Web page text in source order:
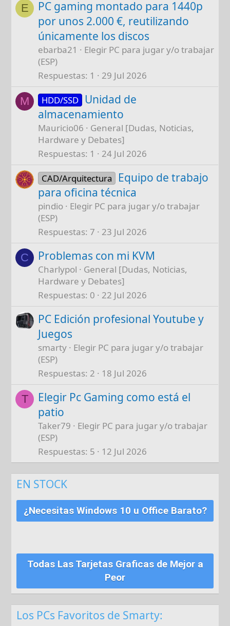
E
PC gaming montado para 1440p
por unos 2.000 €, reutilizando
únicamente los discos
ebarba21
Elegir PC para jugar y/o trabajar
(ESP)
Respuestas 1 29 Jul 2026
M HDD/SSD Unidad de
almacenamiento
Mauricio06
General [Dudas, Noticias,
Hardware y Debates]
Respuestas 1 24 Jul 2026
CAD/Arquitectura
Equipo de trabajo
para oficina técnica
pindio
Elegir PC para jugar y/o trabajar
(ESP)
Respuestas 7 23 Jul 2026
C Problemas con mi KVM
Charlypol
General [Dudas, Noticias,
Hardware y Debates]
Respuestas 0 22 Jul 2026
PC Edición profesional Youtube y
Juegos
smarty
Elegir PC para jugar y/o trabajar
(ESP)
Respuestas 2 18 Jul 2026
T
Elegir Pc Gaming como está el
patio
Taker79
Elegir PC para jugar y/o trabajar
(ESP)
Respuestas 5 12 Jul 2026
EN STOCK
¿Necesitas Windows 10 u Office Barato?
Todas Las Tarjetas Graficas de Mejor a
Peor
Los PCs Favoritos de Smarty: